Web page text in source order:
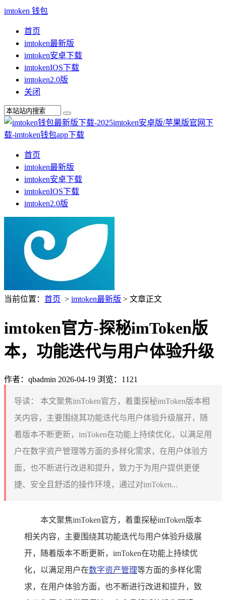
imtoken 钱包
首页
imtoken最新版
imtoken安卓下载
imtokenIOS下载
imtoken2.0版
关闭
首页
imtoken最新版
imtoken安卓下载
imtokenIOS下载
imtoken2.0版
当前位置： 首页 > imtoken最新版 > 文章正文
imtoken官方-探秘imToken版
本，功能迭代与用户体验升级
作者：qbadmin 2026-04-19 浏览：1121
导读：
本文聚焦imToken官方，着重探秘imToken版本相
关内容，主要围绕其功能迭代与用户体验升级展开，随
着版本不断更新，imToken在功能上持续优化，以满足用
户在数字资产管理等方面的多样化需求，在用户体验方
面，也不断进行改进和提升，致力于为用户提供更便
捷、安全且舒适的操作环境，通过对imToken...
本文聚焦imToken官方，着重探秘imToken版本
相关内容，主要围绕其功能迭代与用户体验升级展
开，随着版本不断更新，imToken在功能上持续优
化，以满足用户在数字资产管理等方面的多样化需
求，在用户体验方面，也不断进行改进和提升，致